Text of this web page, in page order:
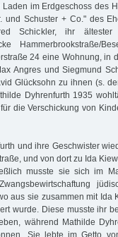
im Erdgeschoss des
und Schuster + Co." des
Schickler, ihr
Hammerbrookstraße/
24 eine Wohnung, in
Angres und Siegmund
Glücksohn zu ihnen (s.
Dyhrenfurth 1935
die Verschickung von
und ihre Geschwister
und von dort zu Ida
musste sie sich im
aus sie zusammen mit Ida
wurde. Diese musste ihr
während Mathilde
Sie lebte im Getto